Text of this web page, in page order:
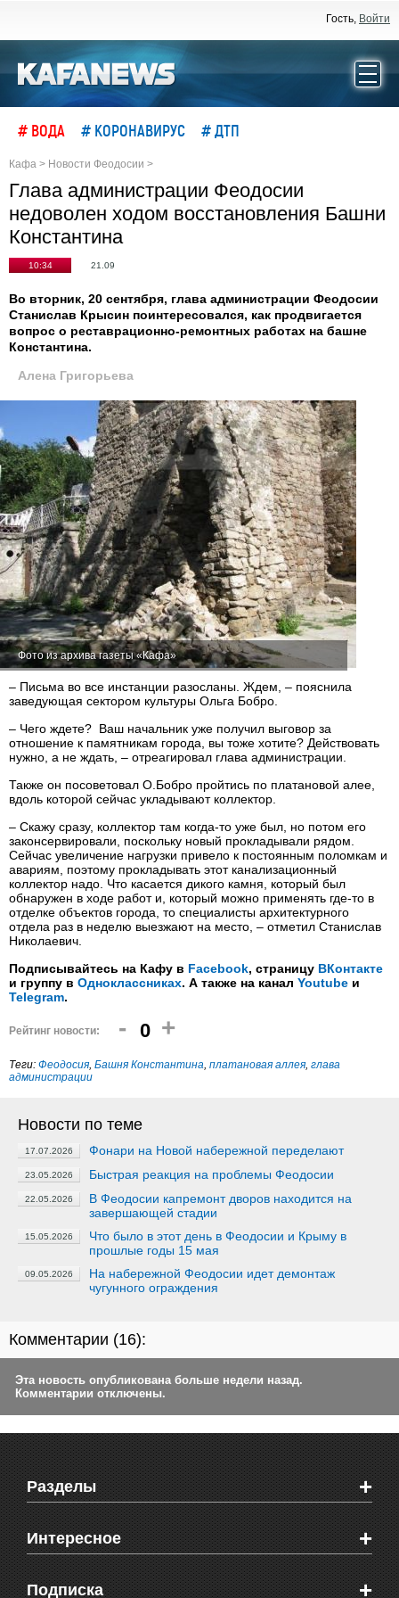
Гость, Войти
# ВОДА # КОРОНАВИРУС # ДТП
Кафа > Новости Феодосии >
Глава администрации Феодосии
недоволен ходом восстановления Башни
Константина
10:34 21.09
Во вторник, 20 сентября, глава администрации Феодосии
Станислав Крысин поинтересовался, как продвигается
вопрос о реставрационно-ремонтных работах на башне
Константина.
Алена Григорьева
Фото из архива газеты «Кафа»
– Письма во все инстанции разосланы. Ждем, – пояснила
заведующая сектором культуры Ольга Бобро.
– Чего ждете? Ваш начальник уже получил выговор за
отношение к памятникам города, вы тоже хотите? Действовать
нужно, а не ждать, – отреагировал глава администрации.
Также он посоветовал О.Бобро пройтись по платановой алее,
вдоль которой сейчас укладывают коллектор.
– Скажу сразу, коллектор там когда-то уже был, но потом его
законсервировали, поскольку новый прокладывали рядом.
Сейчас увеличение нагрузки привело к постоянным поломкам и
авариям, поэтому прокладывать этот канализационный
коллектор надо. Что касается дикого камня, который был
обнаружен в ходе работ и, который можно применять где-то в
отделке объектов города, то специалисты архитектурного
отдела раз в неделю выезжают на место, – отметил Станислав
Николаевич.
Подписывайтесь на Кафу в Facebook, страницу ВКонтакте
и группу в Одноклассниках. А также на канал Youtube и
Telegram.
Рейтинг новости: - 0 +
Теги: Феодосия, Башня Константина, платановая аллея, глава
администрации
Новости по теме
17.07.2026 Фонари на Новой набережной переделают
23.05.2026 Быстрая реакция на проблемы Феодосии
22.05.2026
В Феодосии капремонт дворов находится на
завершающей стадии
15.05.2026
Что было в этот день в Феодосии и Крыму в
прошлые годы 15 мая
09.05.2026
На набережной Феодосии идет демонтаж
чугунного ограждения
Комментарии (16):
Эта новость опубликована больше недели назад.
Комментарии отключены.
Разделы +
Новости Феодосии
Новости Крыма
Мировые новости
Объявления
Интересное +
Видео о Феодосии
Подписка +